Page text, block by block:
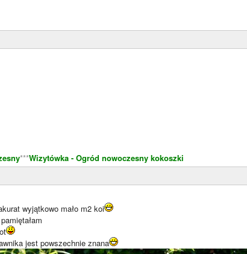
***Wizytówka - Ogród nowoczesny kokoszki
wyjątkowo mało m2 koi
jest powszechnie znana